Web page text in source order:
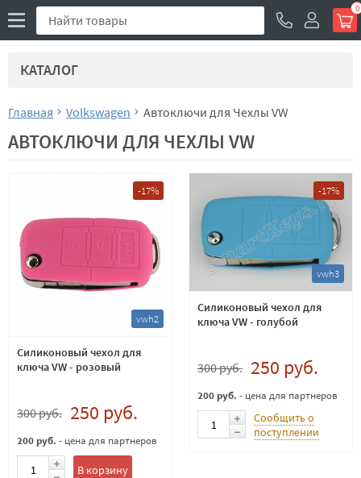
0
КАТАЛОГ
Главная Volkswagen Автоключи для Чехлы VW
АВТОКЛЮЧИ ДЛЯ ЧЕХЛЫ VW
-17%
vwh2
Силиконовый чехол для
ключа VW - розовый
300 руб. 250 руб.
200 руб. - цена для партнеров
В корзину
-17%
vwh3
Силиконовый чехол для
ключа VW - голубой
300 руб. 250 руб.
200 руб. - цена для партнеров
Сообщить о
поступлении